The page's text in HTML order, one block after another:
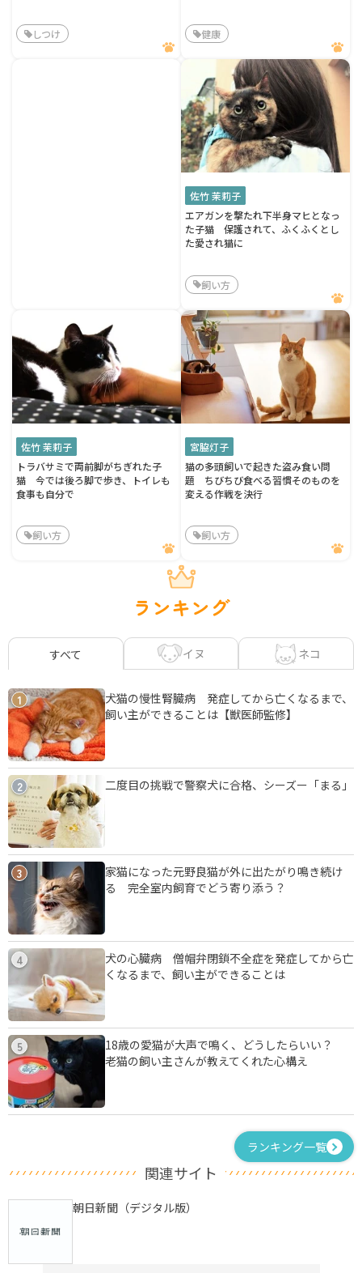
しつけ 健康
佐竹 茉莉子
エアガンを撃たれ下半身マヒとなっ
た子猫 保護されて、ふくふくとし
た愛され猫に
飼い方
佐竹 茉莉子
トラバサミで両前脚がちぎれた子
猫 今では後ろ脚で歩き、トイレも
食事も自分で
飼い方
宮脇灯子
猫の多頭飼いで起きた盗み食い問
題 ちびちび食べる習慣そのものを
変える作戦を決行
飼い方
ランキング
すべて イヌ ネコ
1
犬猫の慢性腎臓病 発症してから亡くなるまで、
飼い主ができることは【獣医師監修】
2 二度目の挑戦で警察犬に合格、シーズー「まる」
3
家猫になった元野良猫が外に出たがり鳴き続け
る 完全室内飼育でどう寄り添う？
4
犬の心臓病 僧帽弁閉鎖不全症を発症してから亡
くなるまで、飼い主ができることは
5
18歳の愛猫が大声で鳴く、どうしたらいい？
老猫の飼い主さんが教えてくれた心構え
ランキング一覧
関連サイト
朝日新聞（デジタル版）